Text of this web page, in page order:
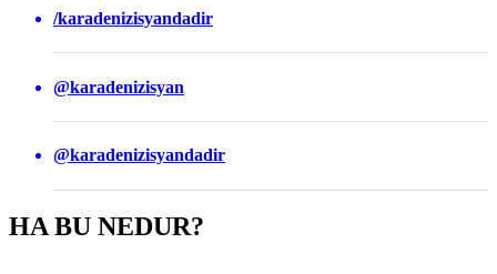
/karadenizisyandadir
@karadenizisyan
@karadenizisyandadir
HA BU NEDUR?